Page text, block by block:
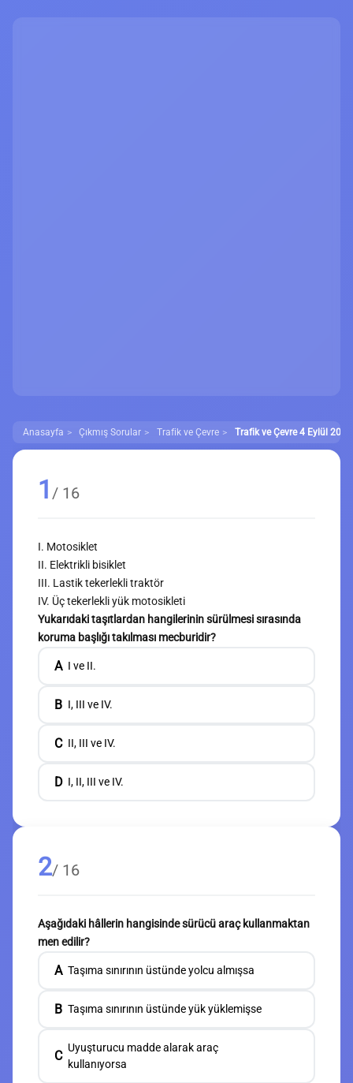
Anasayfa Çıkmış Sorular Trafik ve Çevre Trafik ve Çevre 4 Eylül 2025
1 / 16
I. Motosiklet
II. Elektrikli bisiklet
III. Lastik tekerlekli traktör
IV. Üç tekerlekli yük motosikleti
Yukarıdaki taşıtlardan hangilerinin sürülmesi sırasında
koruma başlığı takılması mecburidir?
A I ve II.
B I, III ve IV.
C II, III ve IV.
D I, II, III ve IV.
2/ 16
Aşağıdaki hâllerin hangisinde sürücü araç kullanmaktan
men edilir?
A Taşıma sınırının üstünde yolcu almışsa
B Taşıma sınırının üstünde yük yüklemişse
C
Uyuşturucu madde alarak araç
kullanıyorsa